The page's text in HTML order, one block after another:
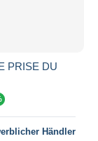
PRISE DU
Händler